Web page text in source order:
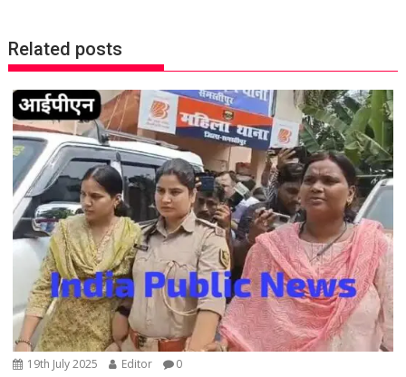
n
a
v
i
g
a
t
i
o
Related posts
19th July 2025 Editor 0